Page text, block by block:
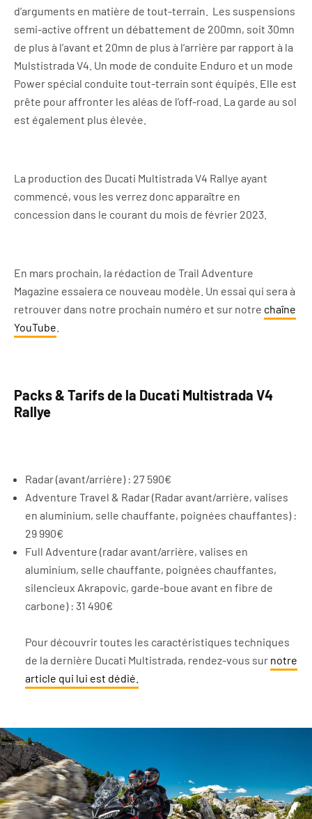
d’arguments en matière de tout-terrain. Les suspensions
semi-active offrent un débattement de 200mn, soit 30mn
de plus à l’avant et 20mn de plus à l’arrière par rapport à la
Mulstistrada V4. Un mode de conduite Enduro et un mode
Power spécial conduite tout-terrain sont équipés. Elle est
prête pour affronter les aléas de l’off-road. La garde au sol
est également plus élevée.
La production des Ducati Multistrada V4 Rallye ayant
commencé, vous les verrez donc apparaître en
concession dans le courant du mois de février 2023.
En mars prochain, la rédaction de Trail Adventure
Magazine essaiera ce nouveau modèle. Un essai qui sera à
retrouver dans notre prochain numéro et sur notre chaîne
YouTube
Packs & Tarifs de la Ducati Multistrada V4
Rallye
Radar (avant/arrière) : 27 590€
Adventure Travel & Radar (Radar avant/arrière, valises
en aluminium, selle chauffante, poignées chauffantes) :
29 990€
Full Adventure (radar avant/arrière, valises en
aluminium, selle chauffante, poignées chauffantes,
silencieux Akrapovic, garde-boue avant en fibre de
carbone) : 31 490€
Pour découvrir toutes les caractéristiques techniques
de la dernière Ducati Multistrada, rendez-vous sur notre
article qui lui est dédié.